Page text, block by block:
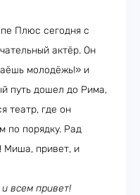
Плюс сегодня с
актёр. Он
молодёжь!» и
путь дошел до Рима,
театр, где он
по порядку. Рад
Миша, привет, и
всем привет!